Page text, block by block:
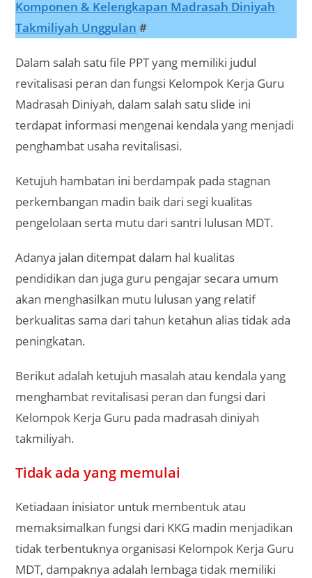
Komponen & Kelengkapan Madrasah Diniyah
Takmiliyah Unggulan #
Dalam salah satu file PPT yang memiliki judul
revitalisasi peran dan fungsi Kelompok Kerja Guru
Madrasah Diniyah, dalam salah satu slide ini
terdapat informasi mengenai kendala yang menjadi
penghambat usaha revitalisasi.
Ketujuh hambatan ini berdampak pada stagnan
perkembangan madin baik dari segi kualitas
pengelolaan serta mutu dari santri lulusan MDT.
Adanya jalan ditempat dalam hal kualitas
pendidikan dan juga guru pengajar secara umum
akan menghasilkan mutu lulusan yang relatif
berkualitas sama dari tahun ketahun alias tidak ada
peningkatan.
Berikut adalah ketujuh masalah atau kendala yang
menghambat revitalisasi peran dan fungsi dari
Kelompok Kerja Guru pada madrasah diniyah
takmiliyah.
Tidak ada yang memulai
Ketiadaan inisiator untuk membentuk atau
memaksimalkan fungsi dari KKG madin menjadikan
tidak terbentuknya organisasi Kelompok Kerja Guru
MDT, dampaknya adalah lembaga tidak memiliki